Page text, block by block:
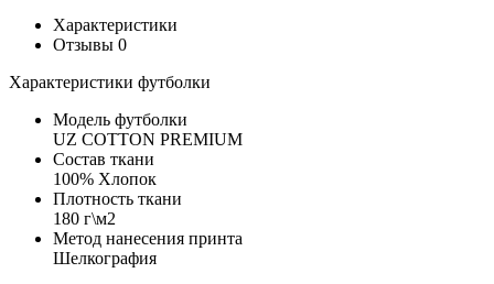
Характеристики
Отзывы 0
Характеристики футболки
Модель футболки
UZ COTTON PREMIUM
Состав ткани
100% Хлопок
Плотность ткани
180 г\м2
Метод нанесения принта
Шелкография